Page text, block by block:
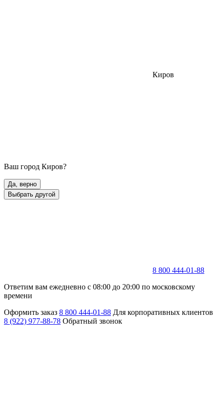
Киров
Ваш город Киров?
Да, верно
Выбрать другой
8 800 444-01-88
Ответим вам ежедневно с 08:00 до 20:00 по московскому
времени
Оформить заказ 8 800 444-01-88 Для корпоративных клиентов
8 (922) 977-88-78 Обратный звонок